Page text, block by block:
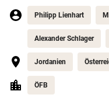
Philipp Lienhart
Alexander Schlager
Jordanien
ÖFB